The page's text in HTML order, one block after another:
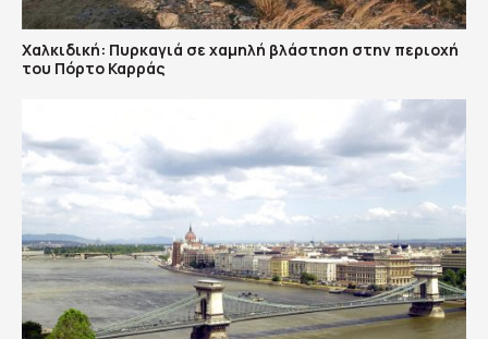
Χαλκιδική: Πυρκαγιά σε χαμηλή βλάστηση στην περιοχή
του Πόρτο Καρράς